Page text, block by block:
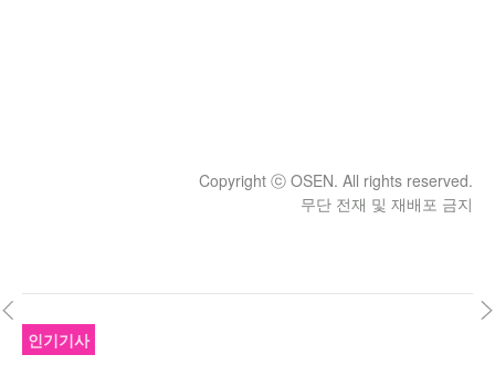
Copyright ⓒ OSEN. All rights reserved.
무단 전재 및 재배포 금지
인기기사